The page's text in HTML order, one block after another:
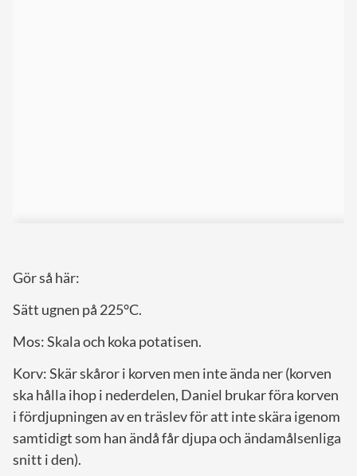
Gör så här:
Sätt ugnen på 225°C.
Mos: Skala och koka potatisen.
Korv: Skär skåror i korven men inte ända ner (korven
ska hålla ihop i nederdelen, Daniel brukar föra korven
i fördjupningen av en träslev för att inte skära igenom
samtidigt som han ändå får djupa och ändamålsenliga
snitt i den).